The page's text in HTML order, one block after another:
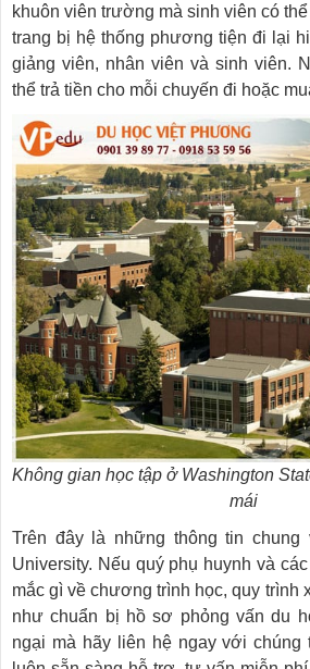
khuôn viên trường mà sinh viên có
trang bị hệ thống phương tiện đi lại
giảng viên, nhân viên và sinh viên.
thể trả tiền cho mỗi chuyến đi hoặc
Không gian học tập ở Washington
mái
Trên đây là những thông tin chung
University. Nếu quý phụ huynh và
mắc gì về chương trình học, quy trình
như chuẩn bị hồ sơ phỏng vấn du
ngại mà hãy liên hệ ngay với chúng